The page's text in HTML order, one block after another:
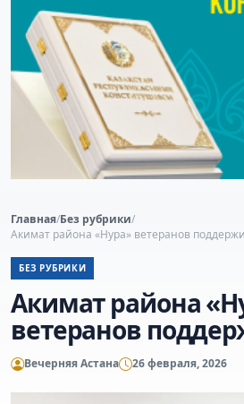
Главная/Без рубрики/
Акимат района «Нура» ветеранов
БЕЗ РУБРИКИ
Акимат района
ветеранов
Вечерняя Астана 26 февраля, 2026